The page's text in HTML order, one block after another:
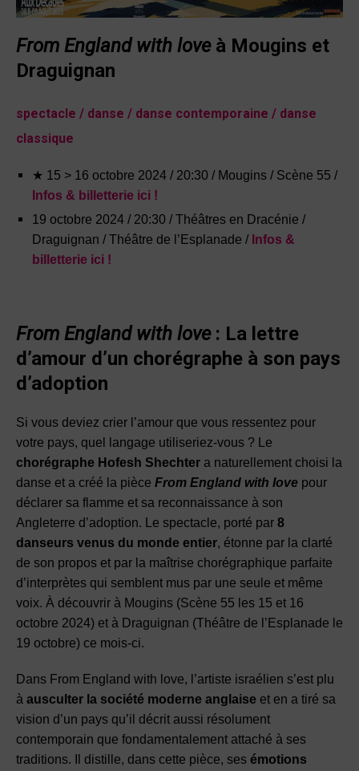
From England with love à Mougins et
Draguignan
spectacle / danse / danse contemporaine / danse
classique
★ 15 > 16 octobre 2024 / 20:30 / Mougins / Scène 55 /
Infos & billetterie ici !
19 octobre 2024 / 20:30 / Théâtres en Dracénie /
Draguignan / Théâtre de l’Esplanade / Infos &
billetterie ici !
From England with love: La lettre
d’amour d’un chorégraphe à son pays
d’adoption
Si vous deviez crier l’amour que vous ressentez pour
votre pays, quel langage utiliseriez-vous ? Le
chorégraphe Hofesh Shechter a naturellement choisi la
danse et a créé la pièce From England with love pour
déclarer sa flamme et sa reconnaissance à son
Angleterre d’adoption. Le spectacle, porté par 8
danseurs venus du monde entier, étonne par la clarté
de son propos et par la maîtrise chorégraphique parfaite
d’interprètes qui semblent mus par une seule et même
voix. À découvrir à Mougins (Scène 55 les 15 et 16
octobre 2024) et à Draguignan (Théâtre de l’Esplanade le
19 octobre) ce mois-ci.
Dans From England with love, l’artiste israélien s’est plu
à ausculter la société moderne anglaise et en a tiré sa
vision d’un pays qu’il décrit aussi résolument
contemporain que fondamentalement attaché à ses
traditions. Il distille, dans cette pièce, ses émotions